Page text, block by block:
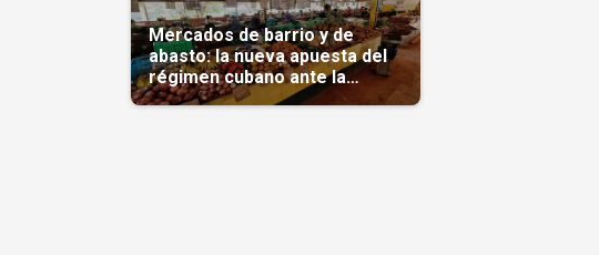
Mercados de barrio y de
abasto: la nueva apuesta del
régimen cubano ante la
escasez